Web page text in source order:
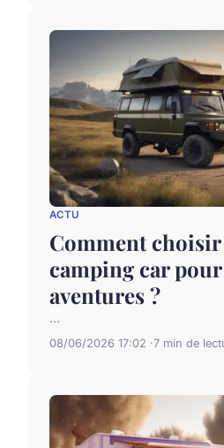
ACTU
Comment
camping car
aventures ?
...
08/06/2026 17:02 7 min de